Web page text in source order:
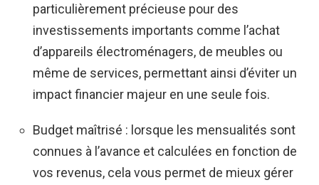
particulièrement précieuse pour des
investissements importants comme l’achat
d’appareils électroménagers, de meubles ou
même de services, permettant ainsi d’éviter un
impact financier majeur en une seule fois.
Budget maîtrisé : lorsque les mensualités sont
connues à l’avance et calculées en fonction de
vos revenus, cela vous permet de mieux gérer